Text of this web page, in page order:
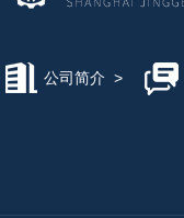
公司简介 >